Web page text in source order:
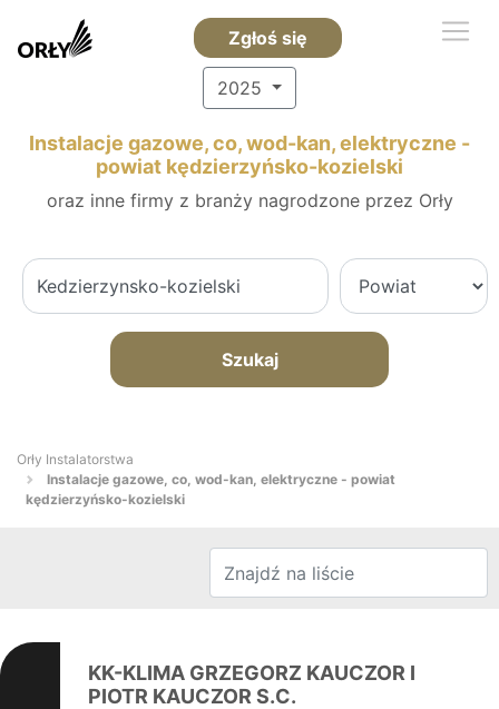
Zgłoś się
2025
Instalacje gazowe, co, wod-kan, elektryczne -
powiat kędzierzyńsko-kozielski
oraz inne firmy z branży nagrodzone przez Orły
Szukaj
Orły Instalatorstwa
Instalacje gazowe, co, wod-kan, elektryczne - powiat
kędzierzyńsko-kozielski
KK-KLIMA GRZEGORZ KAUCZOR I
PIOTR KAUCZOR S.C.